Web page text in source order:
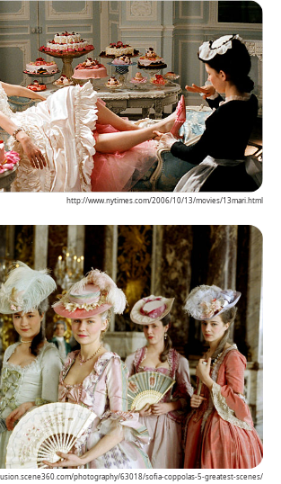
http://www.nytimes.com/2006/10/13/movies/13mari.html
photography/63018/sofia-coppolas-5-greatest-scenes/